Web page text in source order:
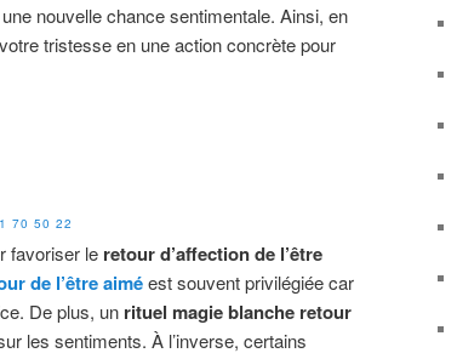
nouvelle chance sentimentale. Ainsi, en
tristesse en une action concrète pour
70 50 22
favoriser le retour d’affection de l’être
de l’être aiméest souvent privilégiée car
De plus, un rituel magie blanche retour
les sentiments. À l’inverse, certains